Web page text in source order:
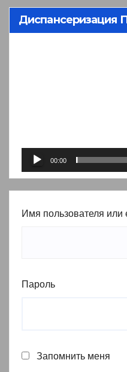
Диспансеризация
00:00
Имя пользователя или
Пароль
Запомнить меня